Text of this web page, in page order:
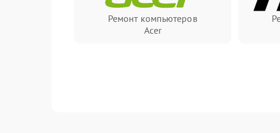
Ремонт компьютеров
Acer